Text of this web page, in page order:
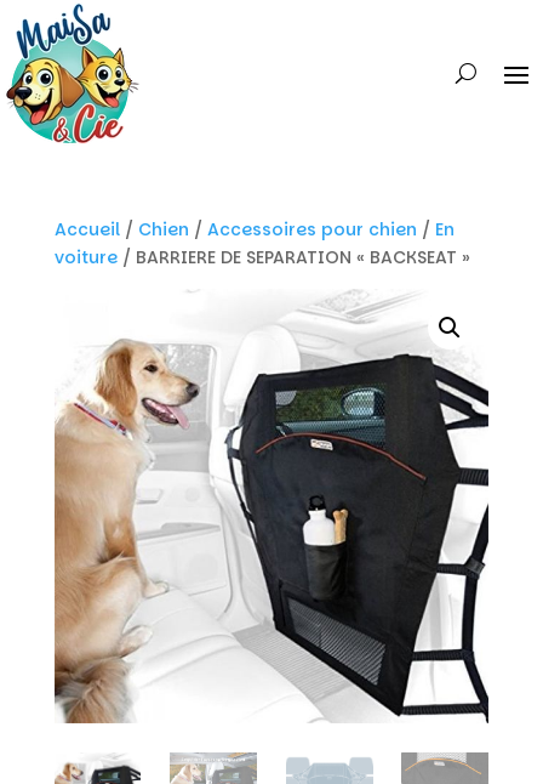
Accueil/ Chien / Accessoires pour chien / En
voiture/ BARRIERE DE SEPARATION « BACKSEAT »